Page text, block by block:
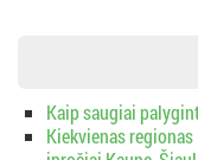
Kaip saugiai
Kiekvienas